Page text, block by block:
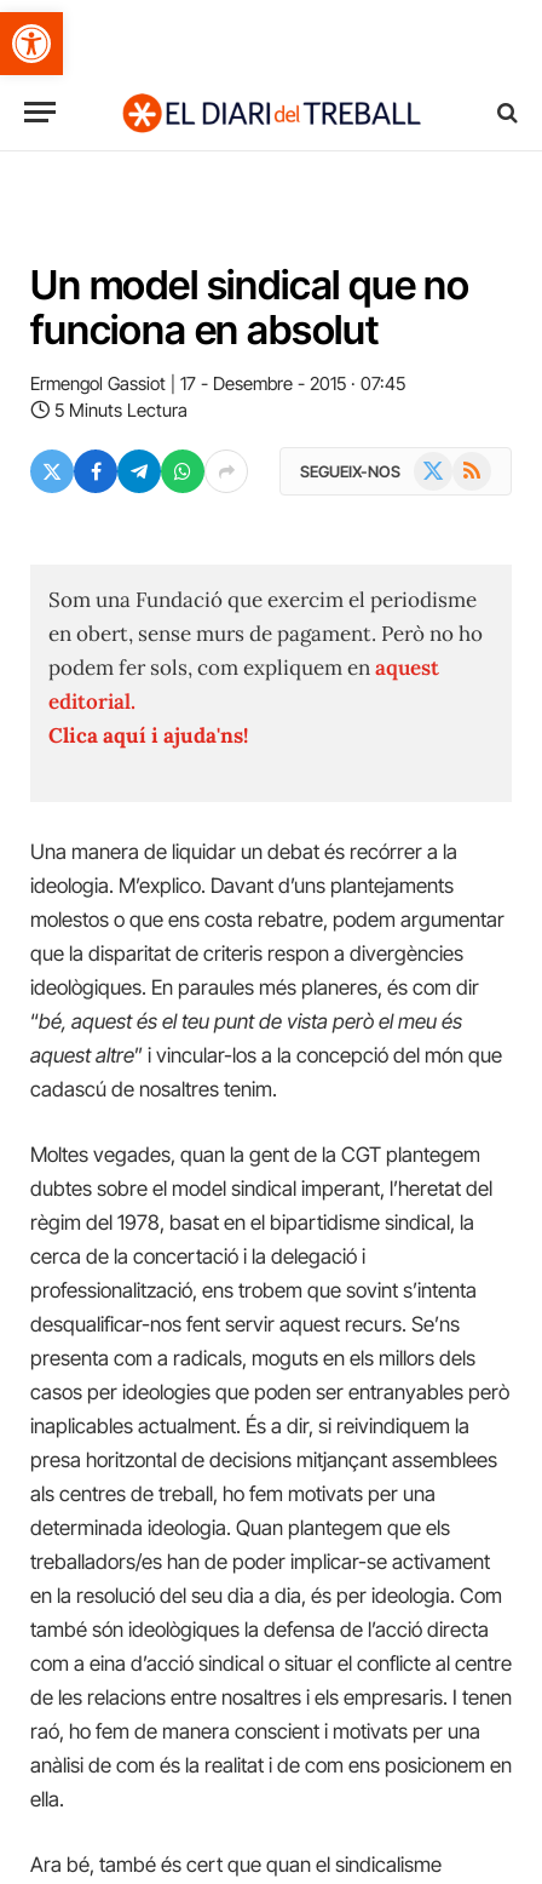
Obre la barra d'eines
Un model sindical que no
funciona en absolut
Ermengol Gassiot
17 - Desembre - 2015 · 07:45
5 Minuts Lectura
SEGUEIX-NOS RSS
Som una Fundació que exercim el periodisme
en obert, sense murs de pagament. Però no ho
podem fer sols, com expliquem enaquest
editorial.
Clica aquí i ajuda'ns!
Una manera de liquidar un debat és recórrer a la
ideologia. M’explico. Davant d’uns plantejaments
molestos o que ens costa rebatre, podem argumentar
que la disparitat de criteris respon a divergències
ideològiques. En paraules més planeres, és com dir
“bé, aquest és el teu punt de vista però el meu és
aquest altre” i vincular-los a la concepció del món que
cadascú de nosaltres tenim.
Moltes vegades, quan la gent de la CGT plantegem
dubtes sobre el model sindical imperant, l’heretat del
règim del 1978, basat en el bipartidisme sindical, la
cerca de la concertació i la delegació i
professionalització, ens trobem que sovint s’intenta
desqualificar-nos fent servir aquest recurs. Se’ns
presenta com a radicals, moguts en els millors dels
casos per ideologies que poden ser entranyables però
inaplicables actualment. És a dir, si reivindiquem la
presa horitzontal de decisions mitjançant assemblees
als centres de treball, ho fem motivats per una
determinada ideologia. Quan plantegem que els
treballadors/es han de poder implicar-se activament
en la resolució del seu dia a dia, és per ideologia. Com
també són ideològiques la defensa de l’acció directa
com a eina d’acció sindical o situar el conflicte al centre
de les relacions entre nosaltres i els empresaris. I tenen
raó, ho fem de manera conscient i motivats per una
anàlisi de com és la realitat i de com ens posicionem en
ella.
Ara bé, també és cert que quan el sindicalisme